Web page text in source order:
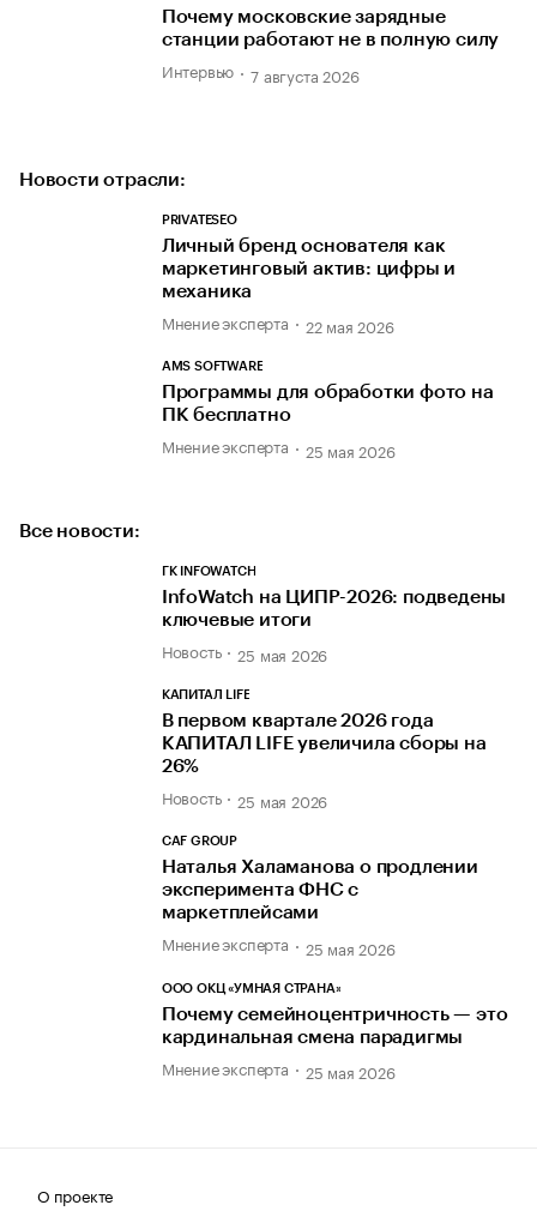
Почему московские зарядные
станции работают не в полную силу
Интервью 7 августа 2026
Новости отрасли:
PRIVATESEO
Личный бренд основателя как
маркетинговый актив: цифры и
механика
Мнение эксперта 22 мая 2026
AMS SOFTWARE
Программы для обработки фото на
ПК бесплатно
Мнение эксперта 25 мая 2026
Все новости:
ГК INFOWATCH
InfoWatch на ЦИПР-2026: подведены
ключевые итоги
Новость 25 мая 2026
КАПИТАЛ LIFE
В первом квартале 2026 года
КАПИТАЛ LIFE увеличила сборы на
26%
Новость 25 мая 2026
CAF GROUP
Наталья Халаманова о продлении
эксперимента ФНС с
маркетплейсами
Мнение эксперта 25 мая 2026
ООО ОКЦ «УМНАЯ СТРАНА»
Почему семейноцентричность — это
кардинальная смена парадигмы
Мнение эксперта 25 мая 2026
О проекте